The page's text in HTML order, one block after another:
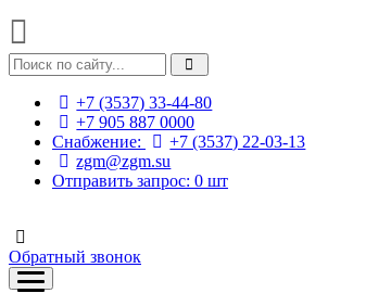
+7 (3537) 33-44-80
+7 905 887 0000
Снабжение:
+7 (3537) 22-03-13
zgm@zgm.su
Отправить запрос: 0 шт
Обратный звонок